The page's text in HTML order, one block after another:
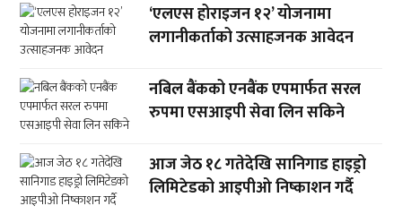
‘एलएस होराइजन १२’ योजनामा
लगानीकर्ताको उत्साहजनक आवेदन
नबिल बैंकको एनबैंक एपमार्फत सरल
रुपमा एसआइपी सेवा लिन सकिने
आज जेठ १८ गतेदेखि सानिगाड हाइड्रो
लिमिटेडको आइपीओ निष्काशन गर्दै